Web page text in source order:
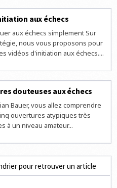
aux échecs
aux échecs simplement Sur
nous vous proposons pour
vidéos d'initiation aux échecs....
douteuses aux échecs
Bauer, vous allez comprendre
ouvertures atypiques très
à un niveau amateur...
pour retrouver un article